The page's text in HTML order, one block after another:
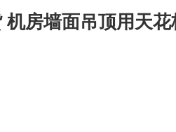
房墙面吊顶用天花